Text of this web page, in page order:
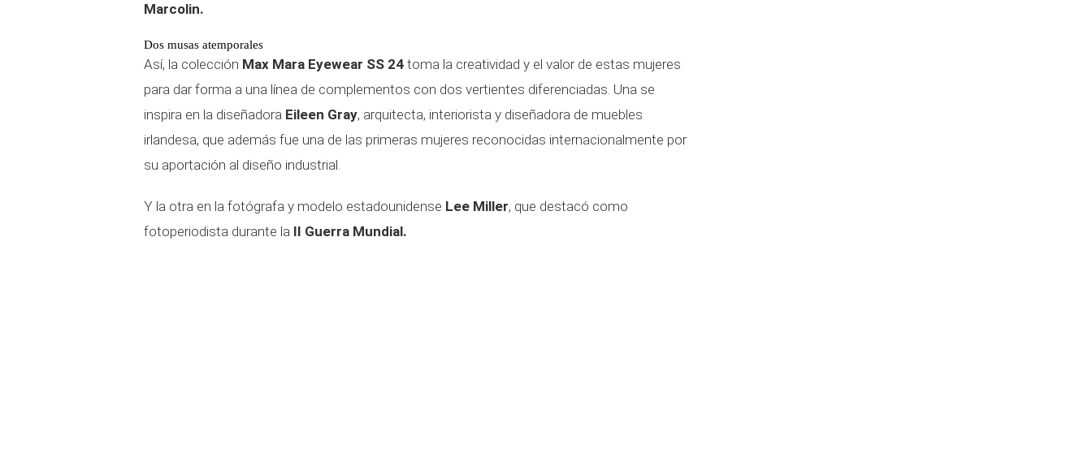
Marcolin.
Dos musas atemporales
Así, la colección Max Mara Eyewear SS 24 toma la creatividad y el valor de estas mujeres
para dar forma a una línea de complementos con dos vertientes diferenciadas. Una se
inspira en la diseñadora Eileen Gray, arquitecta, interiorista y diseñadora de muebles
irlandesa, que además fue una de las primeras mujeres reconocidas internacionalmente por
su aportación al diseño industrial.
Y la otra en la fotógrafa y modelo estadounidense Lee Miller, que destacó como
fotoperiodista durante la II Guerra Mundial.